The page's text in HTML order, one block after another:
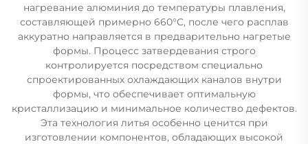
нагревание алюминия до температуры плавления,
составляющей примерно 660°C, после чего расплав
аккуратно направляется в предварительно нагретые
формы. Процесс затвердевания строго
контролируется посредством специально
спроектированных охлаждающих каналов внутри
формы, что обеспечивает оптимальную
кристаллизацию и минимальное количество дефектов.
Эта технология литья особенно ценится при
изготовлении компонентов, обладающих высокой